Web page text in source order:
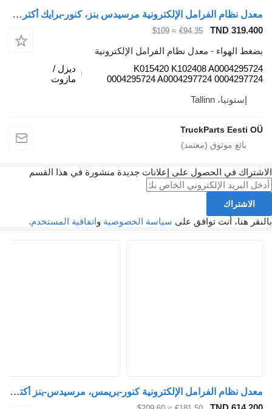
معدل نظام الفرامل الإلكترونية مرسيدس بنز، كنور-برايك أكتروس mp4 (01.12-) K015420 K102408 لـ السيارات القاطرة Mercedes-Benz Actros MP4 Antos Arocs (2012-)
TND
€94.35
≈ $109
- معدل نظام الفرامل الإلكترونية
K015420 K102408
0004295724 A0004297724
مازوت
TruckParts
في الحصول على إعلانات جديدة منشورة في هذا القسم
أنت توافق علىسياسة الخصوصيةواتفاقية المستخدم.
معدل نظام الفرامل الإلكترونية كنور-بريمس، مرسيدس-بنز أكتروس MP4 (01.12-) K000920 لـ السيارات القاطرة Mercedes-Benz Actros MP4 Antos Arocs (2012-)